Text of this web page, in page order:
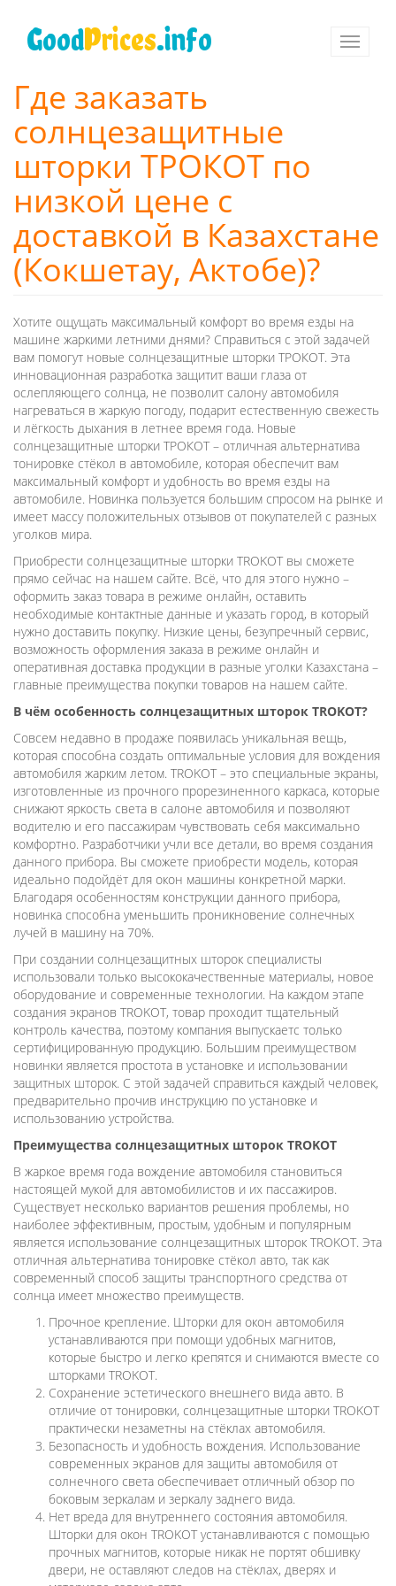
основному
GoodPrices.info
Toggle
Где заказать
солнцезащитные
шторки ТРОКОТ по
низкой цене с
доставкой в Казахстане
(Кокшетау, Актобе)?
Хотите ощущать максимальный комфорт во время езды на
машине жаркими летними днями? Справиться с этой задачей
вам помогут новые солнцезащитные шторки ТРОКОТ. Эта
инновационная разработка защитит ваши глаза от
ослепляющего солнца, не позволит салону автомобиля
нагреваться в жаркую погоду, подарит естественную свежесть
и лёгкость дыхания в летнее время года. Новые
солнцезащитные шторки ТРОКОТ – отличная альтернатива
тонировке стёкол в автомобиле, которая обеспечит вам
максимальный комфорт и удобность во время езды на
автомобиле. Новинка пользуется большим спросом на рынке и
имеет массу положительных отзывов от покупателей с разных
уголков мира.
Приобрести солнцезащитные шторки TROKOT вы сможете
прямо сейчас на нашем сайте. Всё, что для этого нужно –
оформить заказ товара в режиме онлайн, оставить
необходимые контактные данные и указать город, в который
нужно доставить покупку. Низкие цены, безупречный сервис,
возможность оформления заказа в режиме онлайн и
оперативная доставка продукции в разные уголки Казахстана –
главные преимущества покупки товаров на нашем сайте.
В чём особенность солнцезащитных шторок TROKOT?
Совсем недавно в продаже появилась уникальная вещь,
которая способна создать оптимальные условия для вождения
автомобиля жарким летом. TROKOT – это специальные экраны,
изготовленные из прочного прорезиненного каркаса, которые
снижают яркость света в салоне автомобиля и позволяют
водителю и его пассажирам чувствовать себя максимально
комфортно. Разработчики учли все детали, во время создания
данного прибора. Вы сможете приобрести модель, которая
идеально подойдёт для окон машины конкретной марки.
Благодаря особенностям конструкции данного прибора,
новинка способна уменьшить проникновение солнечных
лучей в машину на 70%.
При создании солнцезащитных шторок специалисты
использовали только высококачественные материалы, новое
оборудование и современные технологии. На каждом этапе
создания экранов TROKOT, товар проходит тщательный
контроль качества, поэтому компания выпускаетс только
сертифицированную продукцию. Большим преимуществом
новинки является простота в установке и использовании
защитных шторок. С этой задачей справиться каждый человек,
предварительно прочив инструкцию по установке и
использованию устройства.
Преимущества солнцезащитных шторок TROKOT
В жаркое время года вождение автомобиля становиться
настоящей мукой для автомобилистов и их пассажиров.
Существует несколько вариантов решения проблемы, но
наиболее эффективным, простым, удобным и популярным
является использование солнцезащитных шторок TROKOT. Эта
отличная альтернатива тонировке стёкол авто, так как
современный способ защиты транспортного средства от
солнца имеет множество преимуществ.
Прочное крепление. Шторки для окон автомобиля
устанавливаются при помощи удобных магнитов,
которые быстро и легко крепятся и снимаются вместе со
шторками TROKOT.
Сохранение эстетического внешнего вида авто. В
отличие от тонировки, солнцезащитные шторки TROKOT
практически незаметны на стёклах автомобиля.
Безопасность и удобность вождения. Использование
современных экранов для защиты автомобиля от
солнечного света обеспечивает отличный обзор по
боковым зеркалам и зеркалу заднего вида.
Нет вреда для внутреннего состояния автомобиля.
Шторки для окон TROKOT устанавливаются с помощью
прочных магнитов, которые никак не портят обшивку
двери, не оставляют следов на стёклах, дверях и